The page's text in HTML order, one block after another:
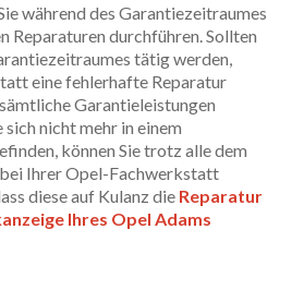
während des Garantiezeitraumes
Reparaturen durchführen. Sollten
tätig werden,
eine fehlerhafte Reparatur
Garantieleistungen
sich nicht mehr in einem
können Sie trotz alle dem
Ihrer Opel-Fachwerkstatt
diese auf Kulanz die Reparatur
Ihres Opel Adams